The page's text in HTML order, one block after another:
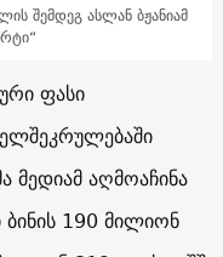
შემდეგ ასლან ბჟანიამ
ფასი
მედიამ აღმოაჩინა
ბინის 190 მილიონ